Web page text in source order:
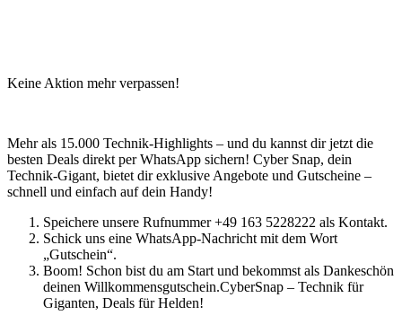
Keine Aktion mehr verpassen!
Mehr als 15.000 Technik-Highlights – und du kannst dir jetzt die
besten Deals direkt per WhatsApp sichern! Cyber Snap, dein
Technik-Gigant, bietet dir exklusive Angebote und Gutscheine –
schnell und einfach auf dein Handy!
Speichere unsere Rufnummer +49 163 5228222 als Kontakt.
Schick uns eine WhatsApp-Nachricht mit dem Wort
„Gutschein“.
Boom! Schon bist du am Start und bekommst als Dankeschön
deinen Willkommensgutschein.CyberSnap – Technik für
Giganten, Deals für Helden!